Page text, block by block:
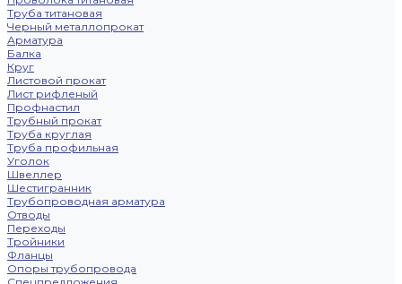
Труба титановая
Черный металлопрокат
Арматура
Балка
Круг
Листовой прокат
Лист рифленый
Профнастил
Трубный прокат
Труба круглая
Труба профильная
Уголок
Швеллер
Шестигранник
Трубопроводная арматура
Отводы
Переходы
Тройники
Фланцы
Опоры трубопровода